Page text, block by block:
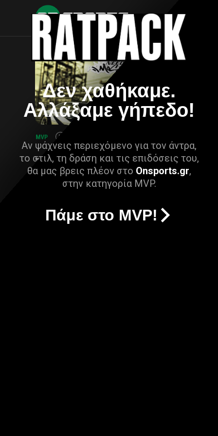
Δεν χαθήκαμε.
Αλλάξαμε γήπεδο!
Αν ψάχνεις περιεχόμενο για τον άντρα,
το στιλ, τη δράση και τις επιδόσεις του,
θα μας βρεις πλέον στο Onsports.gr,
στην κατηγορία MVP.
Πάμε στο MVP!